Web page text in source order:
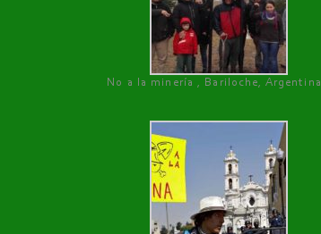
No a la minería , Bariloche, Argentina